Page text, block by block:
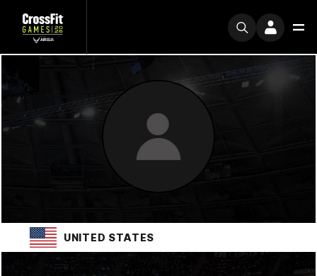
UNITED STATES